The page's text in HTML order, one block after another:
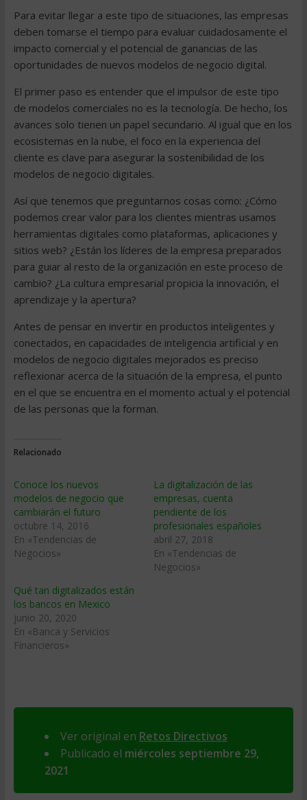
Para evitar llegar a este tipo de situaciones, las empresas
deben tomarse el tiempo para evaluar cuidadosamente el
impacto comercial y el potencial de ganancias de las
oportunidades de nuevos modelos de negocio digital.
El primer paso es entender que el impulsor de este tipo
de modelos comerciales no es la tecnología. De hecho, los
avances solo tienen un papel secundario. Al igual que en los
ecosistemas en la nube, el foco en la experiencia del
cliente es clave para asegurar la sostenibilidad de los
modelos de negocio digitales.
Así que tenemos que preguntarnos cosas como: ¿Cómo
podemos crear valor para los clientes mientras usamos
herramientas digitales como plataformas, aplicaciones y
sitios web? ¿Están los líderes de la empresa preparados
para guiar al resto de la organización en este proceso de
cambio? ¿La cultura empresarial propicia la innovación, el
aprendizaje y la apertura?
Antes de pensar en invertir en productos inteligentes y
conectados, en capacidades de inteligencia artificial y en
modelos de negocio digitales mejorados es preciso
reflexionar acerca de la situación de la empresa, el punto
en el que se encuentra en el momento actual y el potencial
de las personas que la forman.
Relacionado
Conoce los nuevos
modelos de negocio que
cambiarán el futuro
octubre 14, 2016
En «Tendencias de
Negocios»
La digitalización de las
empresas, cuenta
pendiente de los
profesionales españoles
abril 27, 2018
En «Tendencias de
Negocios»
Qué tan digitalizados están
los bancos en Mexico
junio 20, 2020
En «Banca y Servicios
Financieros»
Ver original en Retos Directivos
Publicado el miércoles septiembre 29,
2021